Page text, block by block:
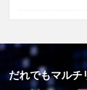
だれでもマルチ